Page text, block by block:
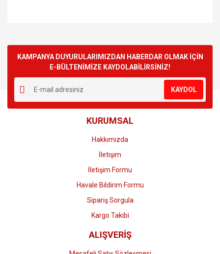
Yorum Yaz
kullanarak tarafımıza iletebilirsiniz.
Görüş ve önerileriniz için teşekkür ederiz.
Ürün resmi kalitesiz, bozuk veya görüntülenemiyor.
Ürün açıklamasında eksik bilgiler bulunuyor.
Ürün bilgilerinde hatalar bulunuyor.
Ürün fiyatı diğer sitelerden daha pahalı.
Gönder
KAMPANYA DUYURULARIMIZDAN HABERDAR OLMAK İÇİN
E-BÜLTENİMİZE KAYDOLABİLİRSİNİZ!
KAYDOL
KURUMSAL
Hakkımızda
İletişim
İletişim Formu
Havale Bildirim Formu
Sipariş Sorgula
Kargo Takibi
ALIŞVERİŞ